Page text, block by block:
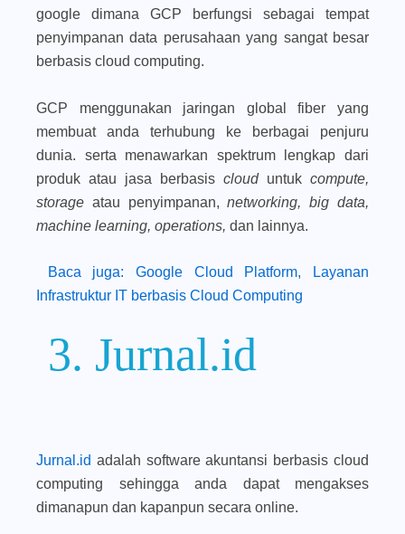
google dimana GCP berfungsi sebagai tempat
penyimpanan data perusahaan yang sangat besar
berbasis cloud computing.
GCP menggunakan jaringan global fiber yang
membuat anda terhubung ke berbagai penjuru
dunia. serta menawarkan spektrum lengkap dari
produk atau jasa berbasis cloud untuk compute,
storage atau penyimpanan,networking, big data,
machine learning, operations, dan lainnya.
Baca juga: Google Cloud Platform, Layanan
Infrastruktur IT berbasis Cloud Computing
3. Jurnal.id
Jurnal.id adalah software akuntansi berbasis cloud
computing sehingga anda dapat mengakses
dimanapun dan kapanpun secara online.